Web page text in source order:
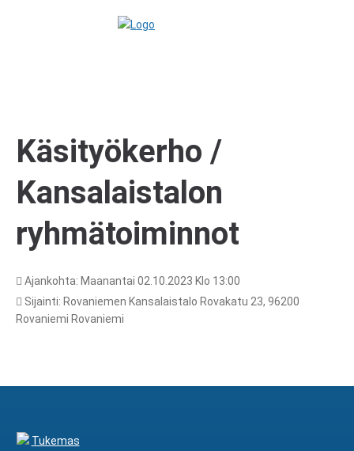
Käsityökerho /
Kansalaistalon
ryhmätoiminnot
Ajankohta: Maanantai 02.10.2023 Klo 13:00
Sijainti: Rovaniemen Kansalaistalo Rovakatu 23, 96200
Rovaniemi Rovaniemi